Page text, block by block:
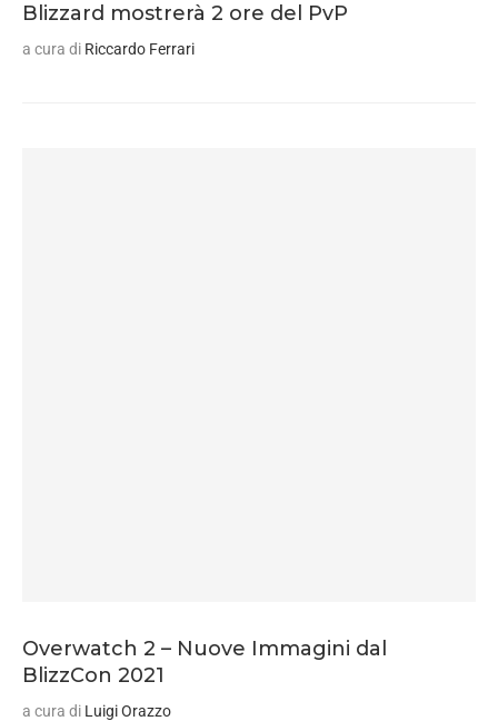
Blizzard mostrerà 2 ore del PvP
a cura di Riccardo Ferrari
Overwatch 2 – Nuove Immagini dal
BlizzCon 2021
a cura di Luigi Orazzo